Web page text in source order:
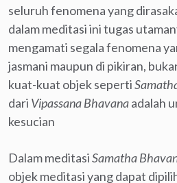
seluruh fenomena yang
dalam meditasi ini tugas
mengamati segala fenomena
jasmani maupun di pikiran,
kuat-kuat objek seperti
dari Vipassana Bhavanaadalah
kesucian
Dalam meditasiSamatha
objek meditasi yang dapat